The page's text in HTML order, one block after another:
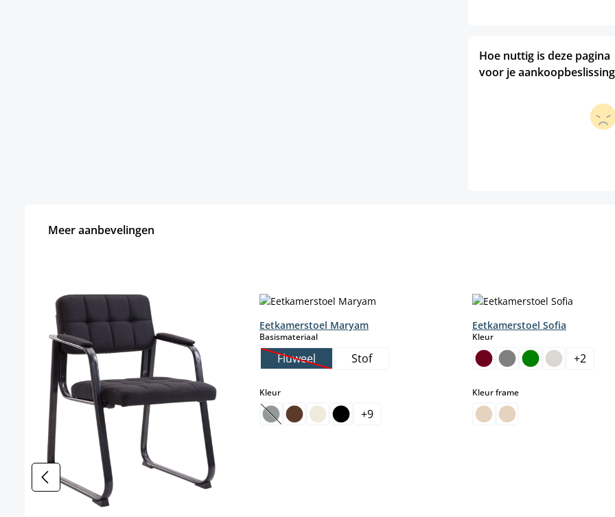
Hoe nuttig is deze pagina
voor je
Meer aanbevelingen
Eetkamerstoel Maryam
Basismateriaalselect
Fluweel(Deze optie is momenteel niet beschikbaar.)
Stof
Kleurselect
(Deze optie is momenteel niet beschikbaar.)
+9
Eetkamerstoel Sofia
Kleurselect
+2
Kleur frameselect